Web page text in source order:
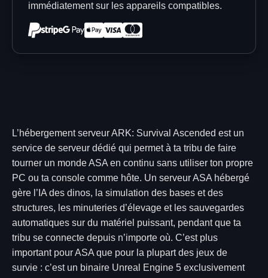
immédiatement sur les appareils compatibles.
L’hébergement serveur ARK: Survival Ascended est un
service de serveur dédié qui permet à ta tribu de faire
tourner un monde ASA en continu sans utiliser ton propre
PC ou ta console comme hôte. Un serveur ASA hébergé
gère l’IA des dinos, la simulation des bases et des
structures, les minuteries d’élevage et les sauvegardes
automatiques sur du matériel puissant, pendant que ta
tribu se connecte depuis n’importe où. C’est plus
important pour ASA que pour la plupart des jeux de
survie : c’est un binaire Unreal Engine 5 exclusivement